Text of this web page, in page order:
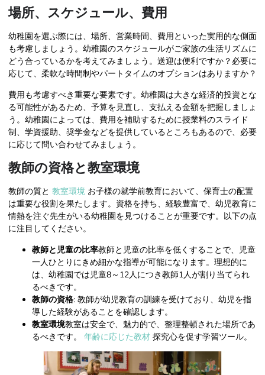
場所、スケジュール、費用
幼稚園を選ぶ際には、場所、営業時間、費用といった実用的な側面
も考慮しましょう。幼稚園のスケジュールがご家族の生活リズムに
どう合っているかを考えてみましょう。送迎は便利ですか？必要に
応じて、柔軟な時間制やパートタイムのオプションはありますか？
費用も考慮すべき重要な要素です。幼稚園は大きな経済的投資とな
る可能性があるため、予算を見直し、支払える金額を把握しましょ
う。幼稚園によっては、費用を補助するために授業料のスライド
制、学資援助、奨学金などを提供しているところもあるので、必要
に応じて問い合わせてみましょう。
教師の資格と教室環境
教師の質と 教室環境 お子様の就学前教育において、保育士の配置
は重要な役割を果たします。資格を持ち、経験豊富で、幼児教育に
情熱を注ぐ先生がいる幼稚園を見つけることが重要です。以下の点
に注目してください。
教師と児童の比率教師と児童の比率を低くすることで、児童
一人ひとりにきめ細かな指導が可能になります。理想的に
は、幼稚園では児童8～12人につき教師1人が割り当てられ
るべきです。
教師の資格: 教師が幼児教育の訓練を受けており、幼児を指
導した経験があることを確認します。
教室環境教室は安全で、魅力的で、整理整頓された場所であ
るべきです。 年齢に応じた教材 探究心を促す学習ツール。